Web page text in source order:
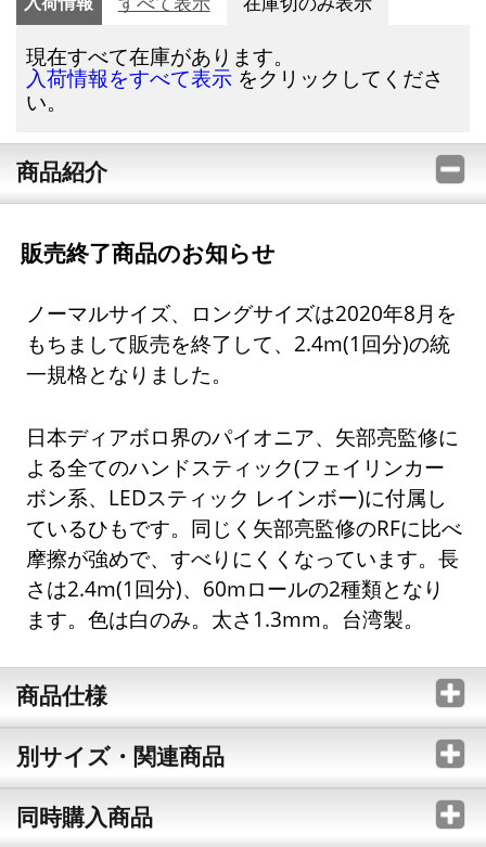
現在すべて在庫があります。
入荷情報をすべて表示 をクリックしてくださ
い。
商品紹介
販売終了商品のお知らせ
ノーマルサイズ、ロングサイズは2020年8月を
もちまして販売を終了して、2.4m(1回分)の統
一規格となりました。
日本ディアボロ界のパイオニア、矢部亮監修に
よる全てのハンドスティック(フェイリンカー
ボン系、LEDスティック レインボー)に付属し
ているひもです。同じく矢部亮監修のRFに比べ
摩擦が強めで、すべりにくくなっています。長
さは2.4m(1回分)、60mロールの2種類となり
ます。色は白のみ。太さ1.3mm。台湾製。
商品仕様
別サイズ・関連商品
同時購入商品